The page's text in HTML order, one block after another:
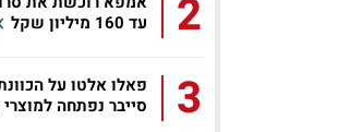
2
עד 160 מיליון שקל
3
פאלו אלטו על
סייבר נפתחה